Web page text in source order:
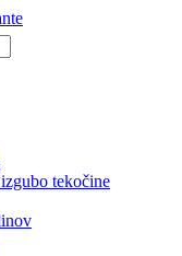
tekočine